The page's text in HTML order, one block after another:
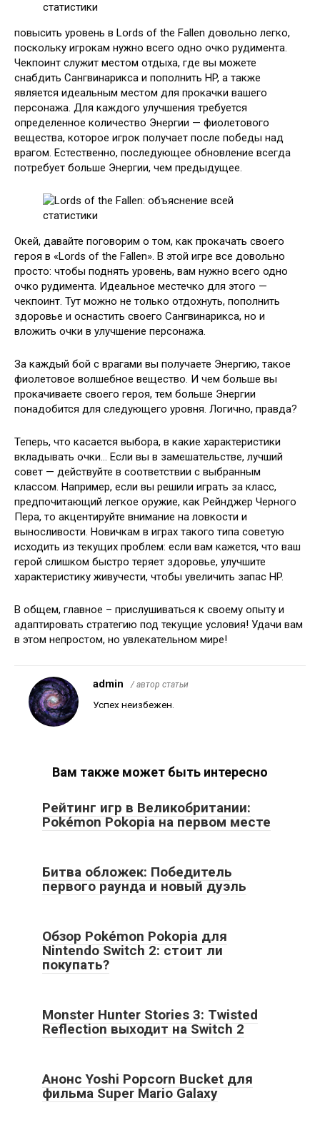
повысить уровень в Lords of the Fallen довольно легко,
поскольку игрокам нужно всего одно очко рудимента.
Чекпоинт служит местом отдыха, где вы можете
снабдить Сангвинарикса и пополнить HP, а также
является идеальным местом для прокачки вашего
персонажа. Для каждого улучшения требуется
определенное количество Энергии — фиолетового
вещества, которое игрок получает после победы над
врагом. Естественно, последующее обновление всегда
потребует больше Энергии, чем предыдущее.
Окей, давайте поговорим о том, как прокачать своего
героя в «Lords of the Fallen». В этой игре все довольно
просто: чтобы поднять уровень, вам нужно всего одно
очко рудимента. Идеальное местечко для этого —
чекпоинт. Тут можно не только отдохнуть, пополнить
здоровье и оснастить своего Сангвинарикса, но и
вложить очки в улучшение персонажа.
За каждый бой с врагами вы получаете Энергию, такое
фиолетовое волшебное вещество. И чем больше вы
прокачиваете своего героя, тем больше Энергии
понадобится для следующего уровня. Логично, правда?
Теперь, что касается выбора, в какие характеристики
вкладывать очки… Если вы в замешательстве, лучший
совет — действуйте в соответствии с выбранным
классом. Например, если вы решили играть за класс,
предпочитающий легкое оружие, как Рейнджер Черного
Пера, то акцентируйте внимание на ловкости и
выносливости. Новичкам в играх такого типа советую
исходить из текущих проблем: если вам кажется, что ваш
герой слишком быстро теряет здоровье, улучшите
характеристику живучести, чтобы увеличить запас HP.
В общем, главное – прислушиваться к своему опыту и
адаптировать стратегию под текущие условия! Удачи вам
в этом непростом, но увлекательном мире!
admin / автор статьи
Успех неизбежен.
Вам также может быть интересно
Рейтинг игр в Великобритании:
Pokémon Pokopia на первом месте
Битва обложек: Победитель
первого раунда и новый дуэль
Обзор Pokémon Pokopia для
Nintendo Switch 2: стоит ли
покупать?
Monster Hunter Stories 3: Twisted
Reflection выходит на Switch 2
Анонс Yoshi Popcorn Bucket для
фильма Super Mario Galaxy